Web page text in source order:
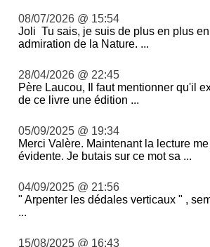
08/07/2026 @ 15:54
Joli Tu sais, je suis de plus en plus en
admiration de la Nature. ...
28/04/2026 @ 22:45
Père Laucou, Il faut mentionner qu'il
de ce livre une édition ...
05/09/2025 @ 19:34
Merci Valère. Maintenant la lecture
évidente. Je butais sur ce mot sa ...
04/09/2025 @ 21:56
" Arpenter les dédales verticaux " ,
...
15/08/2025 @ 16:43